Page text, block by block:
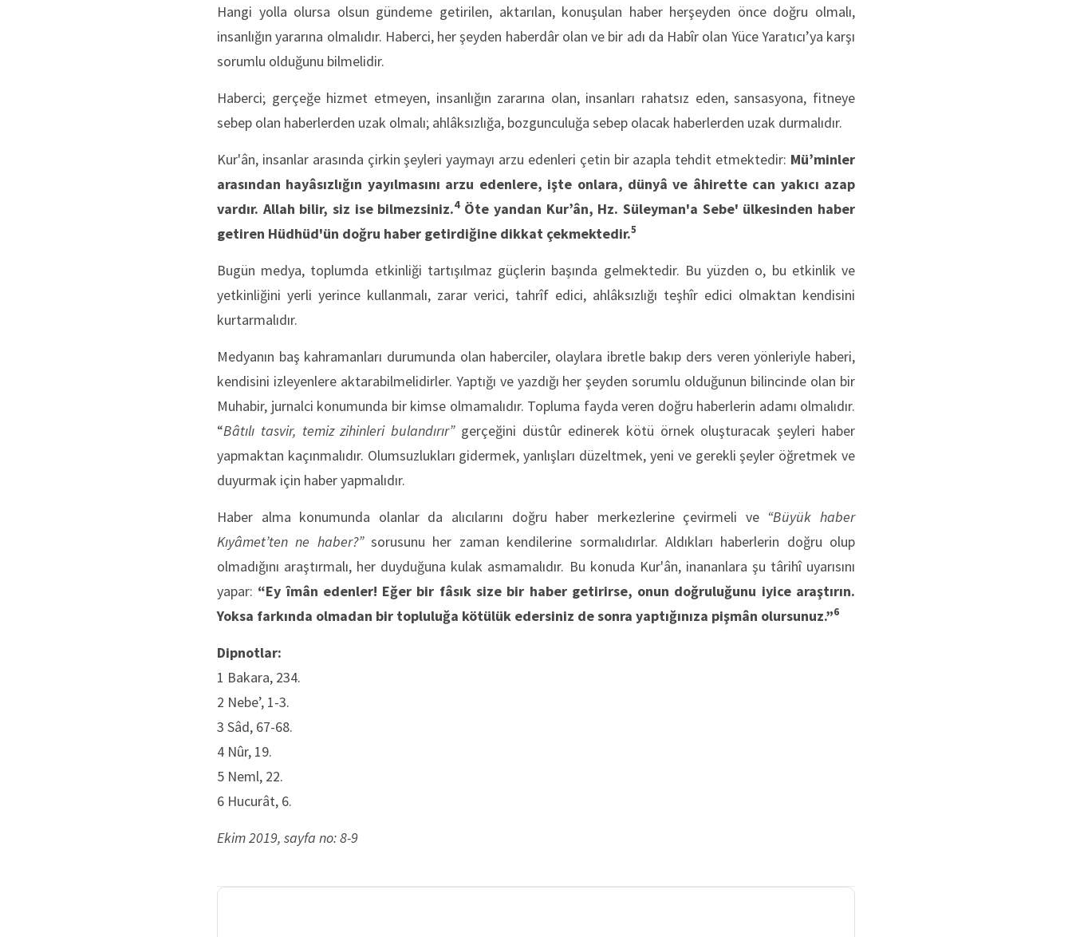
Hangi yolla olursa olsun gündeme getirilen, aktarılan, konuşulan haber herşeyden önce doğru olmalı,
insanlığın yararına olmalıdır. Haberci, her şeyden haberdâr olan ve bir adı da Habîr olan Yüce Yaratıcı’ya karşı
sorumlu olduğunu bilmelidir.
Haberci; gerçeğe hizmet etmeyen, insanlığın zararına olan, insanları rahatsız eden, sansasyona, fitneye
sebep olan haberlerden uzak olmalı; ahlâksızlığa, bozgunculuğa sebep olacak haberlerden uzak durmalıdır.
Kur'ân, insanlar arasında çirkin şeyleri yaymayı arzu edenleri çetin bir azapla tehdit etmektedir: Mü’minler
arasından hayâsızlığın yayılmasını arzu edenlere, işte onlara, dünyâ ve âhirette can yakıcı azap
vardır. Allah bilir, siz ise bilmezsiniz.4Öte yandan Kur’ân, Hz. Süleyman'a Sebe' ülkesinden haber
getiren Hüdhüd'ün doğru haber getirdiğine dikkat çekmektedir.5
Bugün medya, toplumda etkinliği tartışılmaz güçlerin başında gelmektedir. Bu yüzden o, bu etkinlik ve
yetkinliğini yerli yerince kullanmalı, zarar verici, tahrîf edici, ahlâksızlığı teşhîr edici olmaktan kendisini
kurtarmalıdır.
Medyanın baş kahramanları durumunda olan haberciler, olaylara ibretle bakıp ders veren yönleriyle haberi,
kendisini izleyenlere aktarabilmelidirler. Yaptığı ve yazdığı her şeyden sorumlu olduğunun bilincinde olan bir
Muhabir, jurnalci konumunda bir kimse olmamalıdır. Topluma fayda veren doğru haberlerin adamı olmalıdır.
“Bâtılı tasvir, temiz zihinleri bulandırır”gerçeğini düstûr edinerek kötü örnek oluşturacak şeyleri haber
yapmaktan kaçınmalıdır. Olumsuzlukları gidermek, yanlışları düzeltmek, yeni ve gerekli şeyler öğretmek ve
duyurmak için haber yapmalıdır.
Haber alma konumunda olanlar da alıcılarını doğru haber merkezlerine çevirmeli ve “Büyük haber
Kıyâmet’ten ne haber?”sorusunu her zaman kendilerine sormalıdırlar. Aldıkları haberlerin doğru olup
olmadığını araştırmalı, her duyduğuna kulak asmamalıdır. Bu konuda Kur'ân, inananlara şu târihî uyarısını
yapar: “Ey îmân edenler! Eğer bir fâsık size bir haber getirirse, onun doğruluğunu iyice araştırın.
Yoksa farkında olmadan bir topluluğa kötülük edersiniz de sonra yaptığınıza pişmân olursunuz.”6
Dipnotlar:
1 Bakara, 234.
2 Nebe’, 1-3.
3 Sâd, 67-68.
4 Nûr, 19.
5 Neml, 22.
6 Hucurât, 6.
Ekim 2019, sayfa no: 8-9